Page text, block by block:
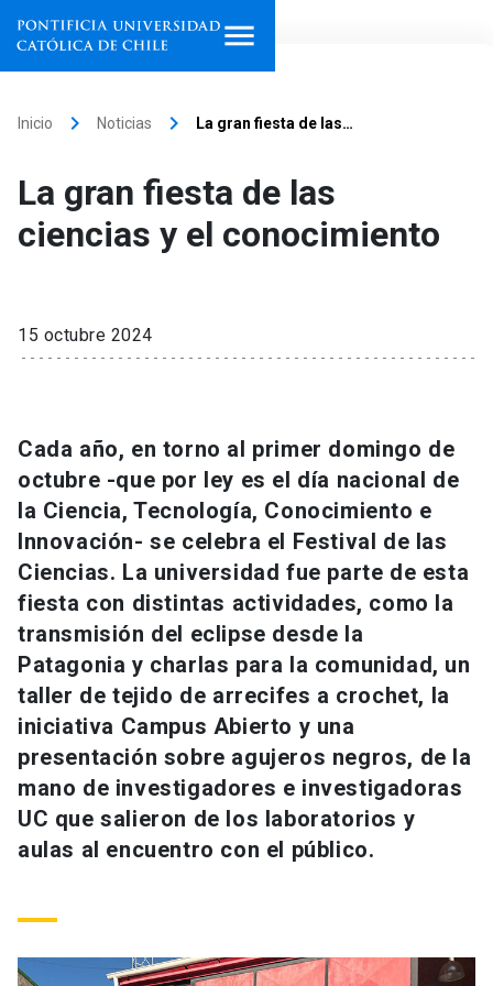
Facultades, escuelas e
institutos
Internacionalización
Vinculación
Universidad
Información para keyboard_arrow_down
Estudiantes
Académicos
Personal
Alumni launch
ACCESOS DIRECTOS
Admisión launch
Mi Cuenta UC launch
Correo UC launch
Medios
launch
Inicio keyboard_arrow_right Noticias keyboard_arrow_right La gran fiesta de las…
La gran fiesta de las
ciencias y el conocimiento
15 octubre 2024
Cada año, en torno al primer domingo de
octubre -que por ley es el día nacional de
la Ciencia, Tecnología, Conocimiento e
Innovación- se celebra el Festival de las
Ciencias. La universidad fue parte de esta
fiesta con distintas actividades, como la
transmisión del eclipse desde la
Patagonia y charlas para la comunidad, un
taller de tejido de arrecifes a crochet, la
iniciativa Campus Abierto y una
presentación sobre agujeros negros, de la
mano de investigadores e investigadoras
UC que salieron de los laboratorios y
aulas al encuentro con el público.